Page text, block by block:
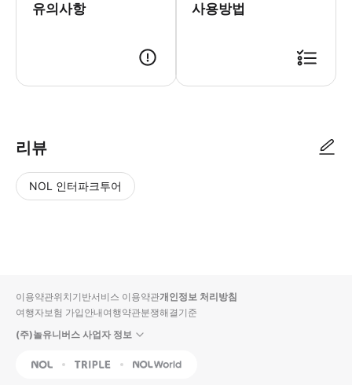
유의사항 사용방법
리뷰
NOL 인터파크투어
입니
다.
순
상
이용약관위치기반서비스 이용약관개인정보 처리방침
여행자보험 가입안내여행약관분쟁해결기준
(주)놀유니버스 사업자 정보
NOL Triple Interpark Global